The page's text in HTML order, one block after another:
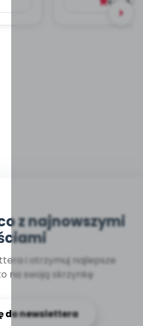
z najnowszymi
i otrzymuj najlepsze
na swoją skrzynkę
do newslettera